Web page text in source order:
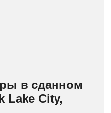
в сданном
Lake City,